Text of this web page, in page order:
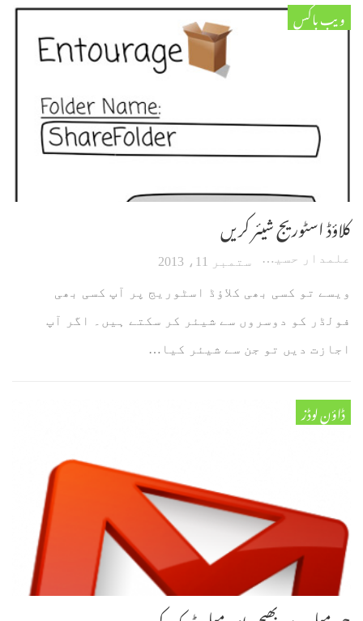
ویب باکس
کلاؤڈ اسٹوریج شیئر کریں
علمدار حسین ستمبر 11، 2013
ویسے تو کسی بھی کلاؤڈ اسٹوریج پر آپ کسی بھی
فولڈر کو دوسروں سے شیئر کر سکتے ہیں۔ اگر آپ
اجازت دیں تو جن سے شیئر کیا…
ڈاؤن لوڈز